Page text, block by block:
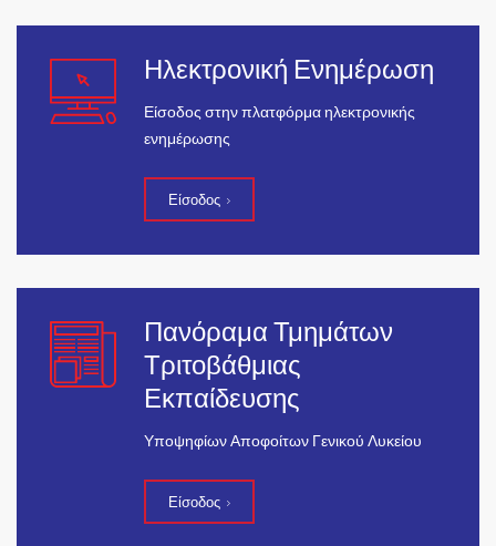
Ηλεκτρονική Ενημέρωση
Είσοδος στην πλατφόρμα ηλεκτρονικής
ενημέρωσης
Είσοδος
Πανόραμα Τμημάτων
Τριτοβάθμιας
Εκπαίδευσης
Υποψηφίων Αποφοίτων Γενικού Λυκείου
Είσοδος